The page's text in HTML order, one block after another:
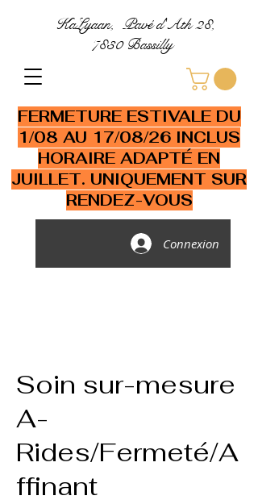
KaLyaan, Pavé d'Ath 28,
7830 Bassilly
Connexion
FERMETURE ESTIVALE DU
1/08 AU 17/08/26 INCLUS
HORAIRE ADAPTÉ EN
JUILLET. UNIQUEMENT SUR
RENDEZ-VOUS
Soin sur-mesure
A-
Rides/Fermeté/A
ffinant